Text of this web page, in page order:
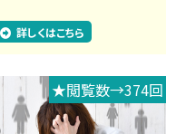
詳しくはこちら
★閲覧数→374回